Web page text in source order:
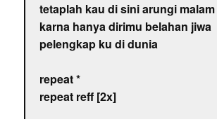
tetaplah kau di sini arungi malam
karna hanya dirimu belahan jiwa
pelengkap ku di dunia
repeat *
repeat reff [2x]